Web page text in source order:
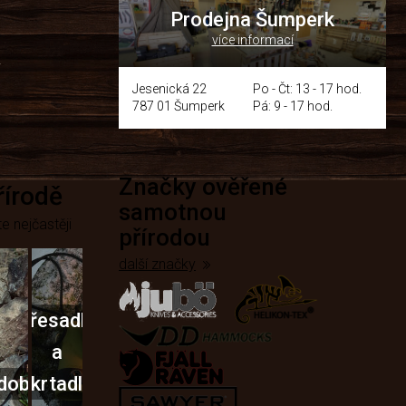
Prodejna Šumperk
více informací
Jesenická 22
787 01 Šumperk
Po - Čt: 13 - 17 hod.
Pá: 9 - 17 hod.
nejčastěji
Křesadla
a
škrtadla
Značky ověřené
samotnou
přírodou
další značky